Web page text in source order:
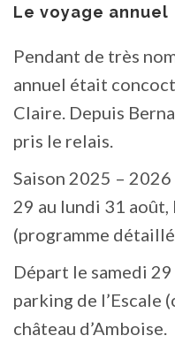
contenu
Le voyage annuel
Pendant de très
annuel était
Claire. Depuis
pris le relais.
Saison 2025 –
29 au lundi 31 août,
(programme
Départ le samedi
parking de l’Escale
château d’Amboise.